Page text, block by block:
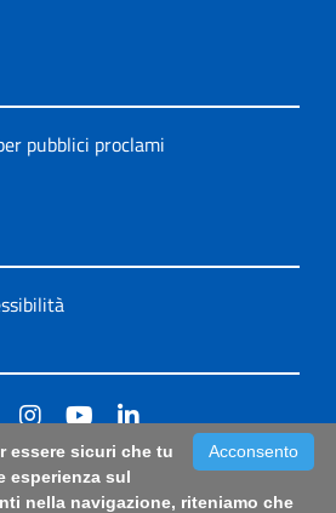
pubblici proclami
segnalazione di prima istanza per
Acconsento
essere sicuri che tu
esperienza sul
nella navigazione, riteniamo che